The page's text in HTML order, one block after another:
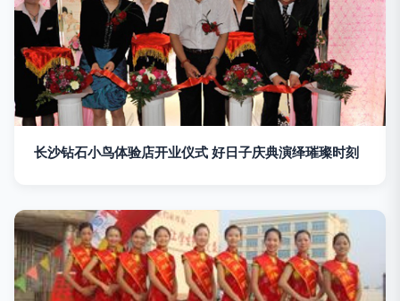
长沙钻石小鸟体验店开业仪式 好日子庆典演绎璀璨时刻